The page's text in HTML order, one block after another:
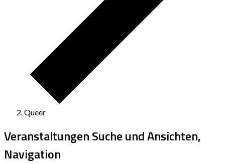
Queer
Veranstaltungen Suche und Ansichten,
Navigation